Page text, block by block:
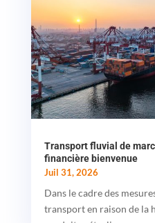
Transport fluvial de
financière bienvenue
Juil 31, 2026
Dans le cadre des
transport en raison de la